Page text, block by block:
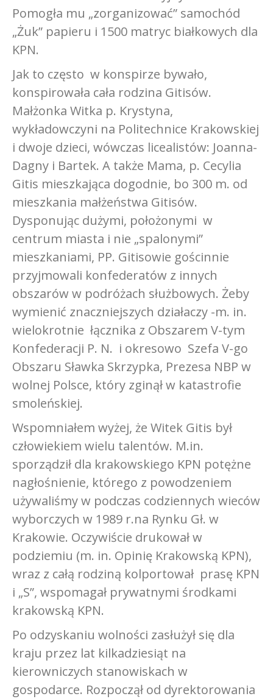
Pomogła mu „zorganizować” samochód
„Żuk” papieru i 1500 matryc białkowych dla
KPN.
Jak to często w konspirze bywało,
konspirowała cała rodzina Gitisów.
Małżonka Witka p. Krystyna,
wykładowczyni na Politechnice Krakowskiej
i dwoje dzieci, wówczas licealistów: Joanna-
Dagny i Bartek. A także Mama, p. Cecylia
Gitis mieszkająca dogodnie, bo 300 m. od
mieszkania małżeństwa Gitisów.
Dysponując dużymi, położonymi w
centrum miasta i nie „spalonymi”
mieszkaniami, PP. Gitisowie gościnnie
przyjmowali konfederatów z innych
obszarów w podróżach służbowych. Żeby
wymienić znaczniejszych działaczy -m. in.
wielokrotnie łącznika z Obszarem V-tym
Konfederacji P. N. i okresowo Szefa V-go
Obszaru Sławka Skrzypka, Prezesa NBP w
wolnej Polsce, który zginął w katastrofie
smoleńskiej.
Wspomniałem wyżej, że Witek Gitis był
człowiekiem wielu talentów. M.in.
sporządził dla krakowskiego KPN potężne
nagłośnienie, którego z powodzeniem
używaliśmy w podczas codziennych wieców
wyborczych w 1989 r.na Rynku Gł. w
Krakowie. Oczywiście drukował w
podziemiu (m. in. Opinię Krakowską KPN),
wraz z całą rodziną kolportował prasę KPN
i „S”, wspomagał prywatnymi środkami
krakowską KPN.
Po odzyskaniu wolności zasłużył się dla
kraju przez lat kilkadziesiąt na
kierowniczych stanowiskach w
gospodarce. Rozpoczął od dyrektorowania